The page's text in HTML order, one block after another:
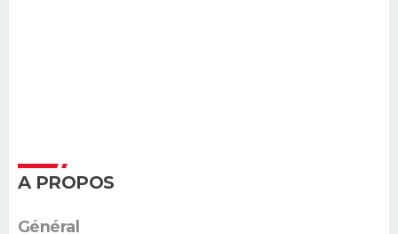
A PROPOS
Général